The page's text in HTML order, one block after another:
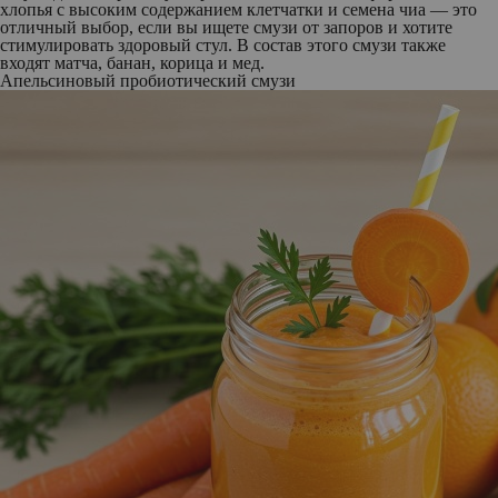
хлопья с высоким содержанием клетчатки и семена чиа — это
отличный выбор, если вы ищете смузи от запоров и хотите
стимулировать здоровый стул. В состав этого смузи также
входят матча, банан, корица и мед.
Апельсиновый пробиотический смузи